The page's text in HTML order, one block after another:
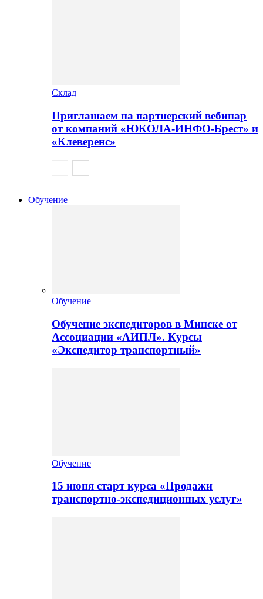
Склад
Приглашаем на партнерский вебинар
от компаний «ЮКОЛА-ИНФО-Брест» и
«Клеверенс»
Обучение
Обучение
Обучение экспедиторов в Минске от
Ассоциации «АИПЛ». Курсы
«Экспедитор транспортный»
Обучение
15 июня старт курса «Продажи
транспортно-экспедиционных услуг»